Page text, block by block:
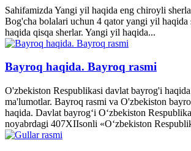
Sahifamizda Yangi yil haqida eng chiroyli
Bog'cha bolalari uchun 4 qator yangi yil haqida
haqida qisqa sherlar. Yangi yil haqida...
Bayroq haqida. Bayroq rasmi
O'zbekiston Respublikasi davlat bayrog'i
ma'lumotlar. Bayroq rasmi va O'zbekiston
haqida. Davlat bayrog‘i O‘zbekiston
noyabrdagi 407­XII­sonli «O‘zbekiston